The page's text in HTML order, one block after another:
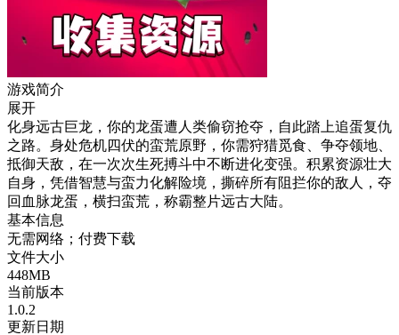
游戏简介
展开
化身远古巨龙，你的龙蛋遭人类偷窃抢夺，自此踏上追蛋复仇
之路。身处危机四伏的蛮荒原野，你需狩猎觅食、争夺领地、
抵御天敌，在一次次生死搏斗中不断进化变强。积累资源壮大
自身，凭借智慧与蛮力化解险境，撕碎所有阻拦你的敌人，夺
回血脉龙蛋，横扫蛮荒，称霸整片远古大陆。
基本信息
无需网络；付费下载
文件大小
448MB
当前版本
1.0.2
更新日期